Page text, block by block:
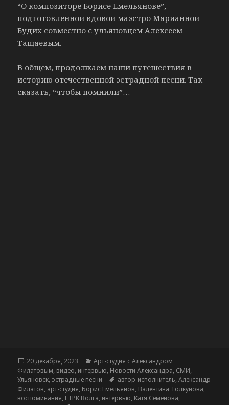
“О композиторе Борисе Емельянове”,
подготовленной вдовой маэстро Марианной
Будих совместно с ульяновцем Алексеем
Тащаевым.
В общем, продолжаем наши путешествия в
историю отечественной эстрадной песни. Так
сказать, “чтобы помнили”…
Опубликовано
20 декабря, 2023 Рубрики
Арт-студия с Александром
Филатовым, видео, интервью, Новости Александра, СМИ,
Ульяновск, эстрадные песни Метки
автор-исполнитель,Александр
Филатов, арт-студия, Борис Емельянов, Валентина Толкунова,
воспоминания, ГТРК Волга, интервью, Катя Семенова,